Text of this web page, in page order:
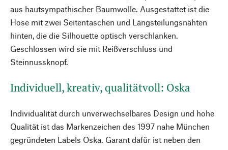
aus hautsympathischer Baumwolle. Ausgestattet ist die
Hose mit zwei Seitentaschen und Längsteilungsnähten
hinten, die die Silhouette optisch verschlanken.
Geschlossen wird sie mit Reißverschluss und
Steinnussknopf.
Individuell, kreativ, qualitätvoll: Oska
Individualität durch unverwechselbares Design und hohe
Qualität ist das Markenzeichen des 1997 nahe München
gegründeten Labels Oska. Garant dafür ist neben den